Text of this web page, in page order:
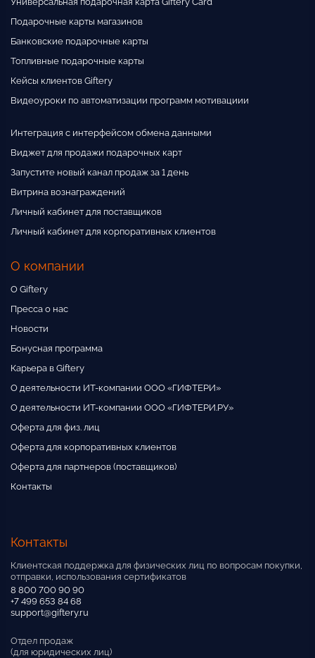
Подарочные карты магазинов
Банковские подарочные карты
Топливные подарочные карты
Кейсы клиентов Giftery
Видеоуроки по автоматизации программ мотивациии
Интеграция с интерфейсом обмена данными
Виджет для продажи подарочных карт
Запустите новый канал продаж за 1 день
Витрина вознаграждений
Личный кабинет для поставщиков
Личный кабинет для корпоративных клиентов
О компании
О Giftery
Пресса о нас
Новости
Бонусная программа
Карьера в Giftery
О деятельности ИТ-компании ООО «ГИФТЕРИ»
О деятельности ИТ-компании ООО «ГИФТЕРИ.РУ»
Оферта для физ. лиц
Оферта для корпоративных клиентов
Оферта для партнеров (поставщиков)
Контакты
Контакты
Клиентская поддержка для физических лиц по вопросам покупки,
отправки, использования сертификатов
8 800 700 90 90
+7 499 653 84 68
support@giftery.ru
Отдел продаж
(для юридических лиц)